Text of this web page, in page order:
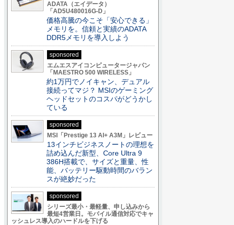
ADATA（エイデータ）
「AD5U480016G-D」
価格高騰の今こそ「安心できる」
メモリを。信頼と実績のADATA
DDR5メモリを導入しよう
sponsored
エムエスアイコンピュータージャパン
「MAESTRO 500 WIRELESS」
約1万円でノイキャン、デュアル
接続ってマジ？ MSIのゲーミング
ヘッドセットのコスパがどうかし
ている
sponsored
MSI「Prestige 13 AI+ A3M」レビュー
13インチビジネスノートの理想を
詰め込んだ新型、Core Ultra 9
386H搭載で、サイズと重量、性
能、バッテリー駆動時間のバラン
スが絶妙だった
sponsored
シリーズ最小・最軽量、申し込みから
最短4営業日。モバイル通信対応でキャ
ッシュレス導入のハードルを下げる